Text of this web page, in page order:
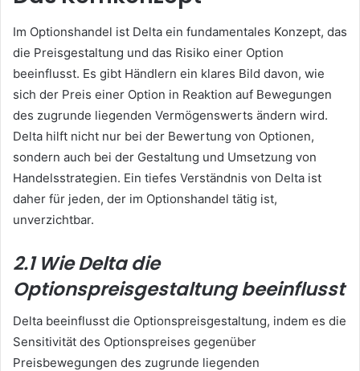
Im Optionshandel ist Delta ein fundamentales Konzept, das
die Preisgestaltung und das Risiko einer Option
beeinflusst. Es gibt Händlern ein klares Bild davon, wie
sich der Preis einer Option in Reaktion auf Bewegungen
des zugrunde liegenden Vermögenswerts ändern wird.
Delta hilft nicht nur bei der Bewertung von Optionen,
sondern auch bei der Gestaltung und Umsetzung von
Handelsstrategien. Ein tiefes Verständnis von Delta ist
daher für jeden, der im Optionshandel tätig ist,
unverzichtbar.
2.1 Wie Delta die
Optionspreisgestaltung beeinflusst
Delta beeinflusst die Optionspreisgestaltung, indem es die
Sensitivität des Optionspreises gegenüber
Preisbewegungen des zugrunde liegenden